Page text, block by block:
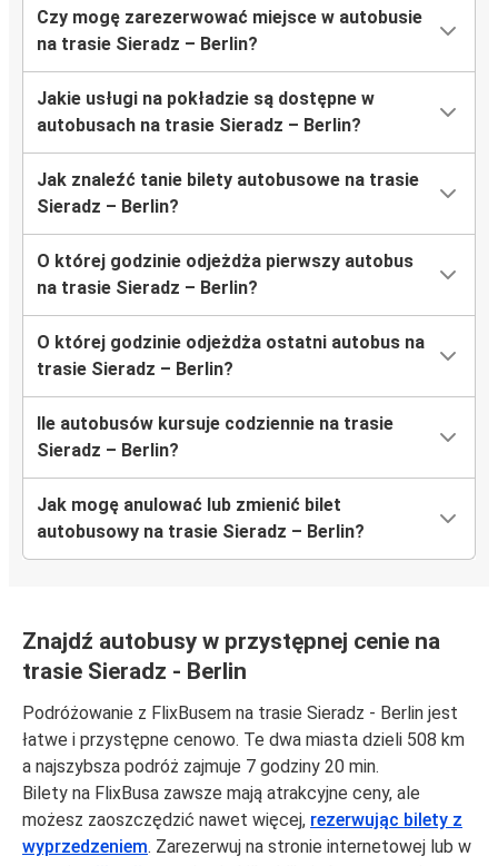
Czy mogę zarezerwować miejsce w autobusie
na trasie Sieradz – Berlin?
Jakie usługi na pokładzie są dostępne w
autobusach na trasie Sieradz – Berlin?
Jak znaleźć tanie bilety autobusowe na trasie
Sieradz – Berlin?
O której godzinie odjeżdża pierwszy autobus
na trasie Sieradz – Berlin?
O której godzinie odjeżdża ostatni autobus na
trasie Sieradz – Berlin?
Ile autobusów kursuje codziennie na trasie
Sieradz – Berlin?
Jak mogę anulować lub zmienić bilet
autobusowy na trasie Sieradz – Berlin?
Znajdź autobusy w przystępnej cenie na
trasie Sieradz - Berlin
Podróżowanie z FlixBusem na trasie Sieradz - Berlin jest
łatwe i przystępne cenowo. Te dwa miasta dzieli 508 km
a najszybsza podróż zajmuje 7 godziny 20 min.
Bilety na FlixBusa zawsze mają atrakcyjne ceny, ale
możesz zaoszczędzić nawet więcej, rezerwując bilety z
wyprzedzeniem. Zarezerwuj na stronie internetowej lub w